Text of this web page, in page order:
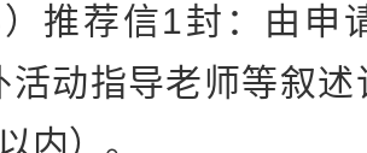
荐信1封：由申
活动指导老师等叙
内）。